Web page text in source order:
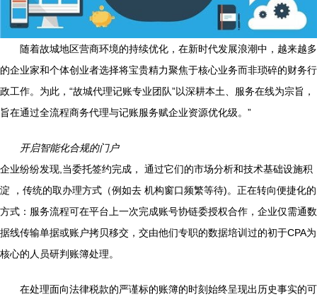
随着故城地区营商环境的持续优化，在新时代发展浪潮中，越来越多
的企业家和个体创业者选择将宝贵精力聚焦于核心业务而非琐碎的财务行
政工作。为此，“故城代理记账专业团队”以深耕本土、服务在线为宗旨，
旨在通过全流程商务代理与记账服务赋企业资源优化级。”
开启智能化合规的门户
企业纷纷发现,当委托签约完成， 通过它们的市场分析和技术基础设施积
淀 ，传统的取办理方式（例如去 机构窗口频繁等待)。正在转向便捷化的
方式：服务流程可在平台上一次完成账号协链委授权合作，企业仅需通数
据线传输单据或账户拷贝移交，交由他们专职的数据培训过的初于CPA为
核心的人员研判账簿处理。
在处理面向法律税款的严谨标的账簿的时刻始终呈现出历史事实的可